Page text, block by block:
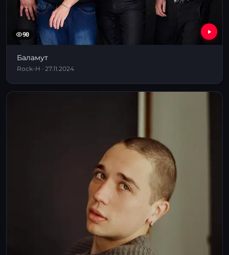
90
Баламут
Rock-H · 27.11.2024